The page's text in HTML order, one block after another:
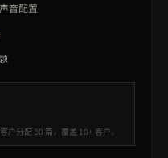
音配置
分配 30 篇，覆盖 10+ 客户。